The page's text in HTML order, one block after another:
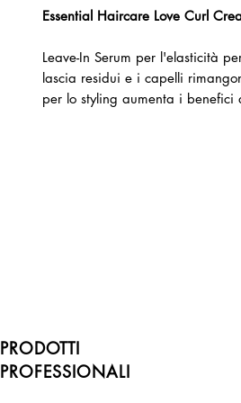
Essential Haircare Love Curl
Leave-In Serum per l'elasticità
lascia residui e i capelli
per lo styling aumenta i benefici
PRODOTTI
PROFESSIONALI